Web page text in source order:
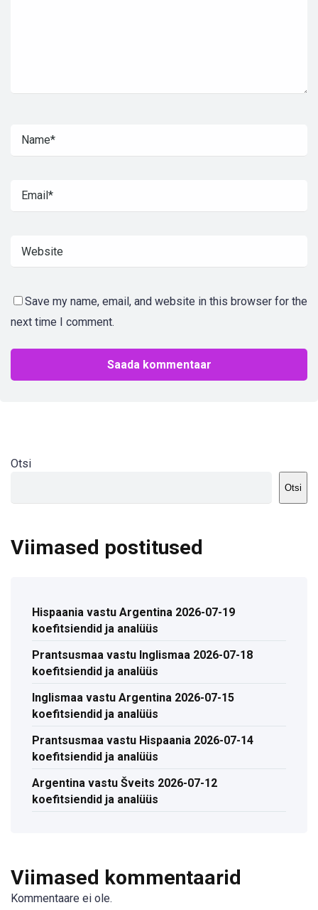
Save my name, email, and website in this browser for the
next time I comment.
Otsi
Otsi
Viimased postitused
Hispaania vastu Argentina 2026-07-19
koefitsiendid ja analüüs
Prantsusmaa vastu Inglismaa 2026-07-18
koefitsiendid ja analüüs
Inglismaa vastu Argentina 2026-07-15
koefitsiendid ja analüüs
Prantsusmaa vastu Hispaania 2026-07-14
koefitsiendid ja analüüs
Argentina vastu Šveits 2026-07-12
koefitsiendid ja analüüs
Viimased kommentaarid
Kommentaare ei ole.